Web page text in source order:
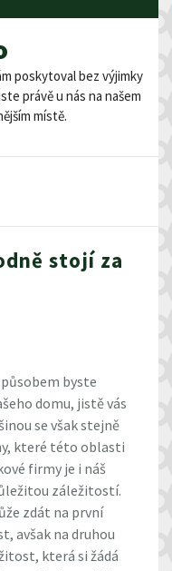
poskytoval bez výjimky
právě u nás na našem
místě.
stojí za
byste
domu, jistě vás
se však stejně
které této oblasti
firmy je i náš
záležitostí.
zdát na první
avšak na druhou
která si žádá